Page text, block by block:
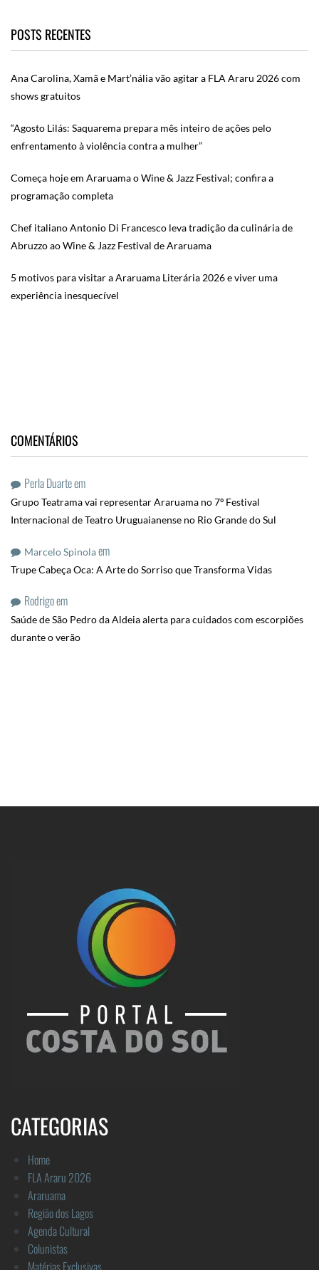
POSTS RECENTES
Ana Carolina, Xamã e Mart’nália vão agitar a FLA Araru 2026 com
shows gratuitos
“Agosto Lilás: Saquarema prepara mês inteiro de ações pelo
enfrentamento à violência contra a mulher”
Começa hoje em Araruama o Wine & Jazz Festival; confira a
programação completa
Chef italiano Antonio Di Francesco leva tradição da culinária de
Abruzzo ao Wine & Jazz Festival de Araruama
5 motivos para visitar a Araruama Literária 2026 e viver uma
experiência inesquecível
COMENTÁRIOS
Perla Duarteem
Grupo Teatrama vai representar Araruama no 7º Festival
Internacional de Teatro Uruguaianense no Rio Grande do Sul
Marcelo Spinolaem
Trupe Cabeça Oca: A Arte do Sorriso que Transforma Vidas
Rodrigoem
Saúde de São Pedro da Aldeia alerta para cuidados com escorpiões
durante o verão
CATEGORIAS
Home
FLA Araru 2026
Araruama
Região dos Lagos
Agenda Cultural
Colunistas
Matérias Exclusivas